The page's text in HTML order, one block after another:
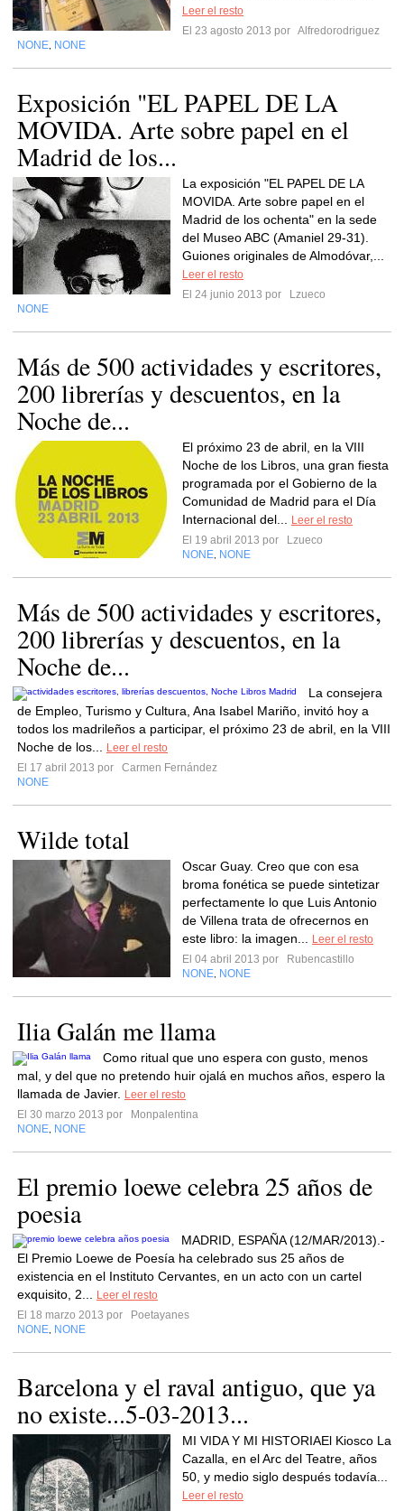
Leer el resto
El 23 agosto 2013 por Alfredorodriguez
NONE NONE
Exposición "EL PAPEL DE LA
MOVIDA. Arte sobre papel en el
Madrid de los...
La exposición "EL PAPEL DE LA
MOVIDA. Arte sobre papel en el
Madrid de los ochenta" en la sede
del Museo ABC (Amaniel 29-31).
Guiones originales de Almodóvar,...
Leer el resto
El 24 junio 2013 por
Lzueco
NONE
Más de 500 actividades y escritores,
200 librerías y descuentos, en la
Noche de...
El próximo 23 de abril, en la VIII
Noche de los Libros, una gran fiesta
programada por el Gobierno de la
Comunidad de Madrid para el Día
Internacional del...
Leer el resto
El 19 abril 2013 por
Lzueco
NONE NONE
Más de 500 actividades y escritores,
200 librerías y descuentos, en la
Noche de...
La consejera
de Empleo, Turismo y Cultura, Ana Isabel Mariño, invitó hoy a
todos los madrileños a participar, el próximo 23 de abril, en la VIII
Noche de los...
Leer el resto
El 17 abril 2013 por
Carmen Fernández
NONE
Wilde total
Oscar Guay. Creo que con esa
broma fonética se puede sintetizar
perfectamente lo que Luis Antonio
de Villena trata de ofrecernos en
este libro: la imagen...
Leer el resto
El 04 abril 2013 por
Rubencastillo
NONE NONE
Ilia Galán me llama
Como ritual que uno espera con gusto, menos
mal, y del que no pretendo huir ojalá en muchos años, espero la
llamada de Javier.
Leer el resto
El 30 marzo 2013 por
Monpalentina
NONE NONE
El premio loewe celebra 25 años de
poesia
MADRID, ESPAÑA (12/MAR/2013).-
El Premio Loewe de Poesía ha celebrado sus 25 años de
existencia en el Instituto Cervantes, en un acto con un cartel
exquisito, 2...
Leer el resto
El 18 marzo 2013 por
Poetayanes
NONE NONE
Barcelona y el raval antiguo, que ya
no existe...5-03-2013...
MI VIDA Y MI HISTORIAEl Kiosco La
Cazalla, en el Arc del Teatre, años
50, y medio siglo después todavía...
Leer el resto